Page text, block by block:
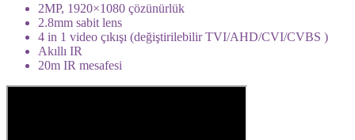
2MP, 1920×1080 çözünürlük
2.8mm sabit lens
4 in 1 video çıkışı (değiştirilebilir TVI/AHD/CVI/CVBS )
Akıllı IR
20m IR mesafesi